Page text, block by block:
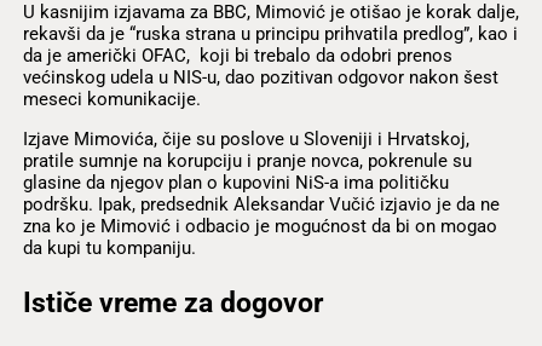
U kasnijim izjavama za BBC, Mimović je otišao je korak dalje,
rekavši da je “ruska strana u principu prihvatila predlog”, kao i
da je američki OFAC, koji bi trebalo da odobri prenos
većinskog udela u NIS-u, dao pozitivan odgovor nakon šest
meseci komunikacije.
Izjave Mimovića, čije su poslove u Sloveniji i Hrvatskoj,
pratile sumnje na korupciju i pranje novca, pokrenule su
glasine da njegov plan o kupovini NiS-a ima političku
podršku. Ipak, predsednik Aleksandar Vučić izjavio je da ne
zna ko je Mimović i odbacio je mogućnost da bi on mogao
da kupi tu kompaniju.
Ističe vreme za dogovor